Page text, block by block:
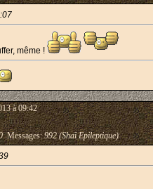
même !
à 09:42
Messages:992 (Shaï Epileptique)